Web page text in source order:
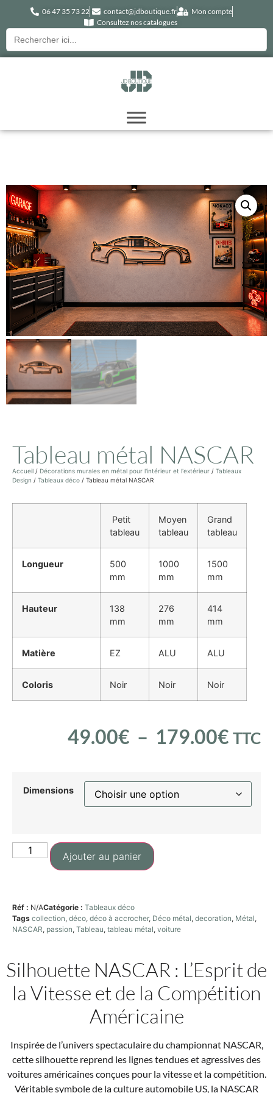
06 47 35 73 22 contact@jdboutique.fr
Mon compte
Consultez nos catalogues
Recherche
pour :
Tableau métal NASCAR
Accueil / Décorations murales en métal pour l'intérieur et l'extérieur / Tableaux
Design / Tableaux déco / Tableau métal NASCAR
Petit
tableau
Moyen
tableau
Grand
tableau
Longueur
500
mm
1000
mm
1500
mm
Hauteur
138
mm
276
mm
414
mm
Matière EZ ALU ALU
Coloris Noir Noir Noir
49.00€ – 179.00€ TTC
Dimensions
Ajouter au panier
Réf : N/ACatégorie : Tableaux déco
Tags collection, déco, déco à accrocher, Déco métal, decoration, Métal,
NASCAR, passion, Tableau, tableau métal, voiture
Silhouette NASCAR : L’Esprit de
la Vitesse et de la Compétition
Américaine
Inspirée de l’univers spectaculaire du championnat NASCAR,
cette silhouette reprend les lignes tendues et agressives des
voitures américaines conçues pour la vitesse et la compétition.
Véritable symbole de la culture automobile US, la NASCAR